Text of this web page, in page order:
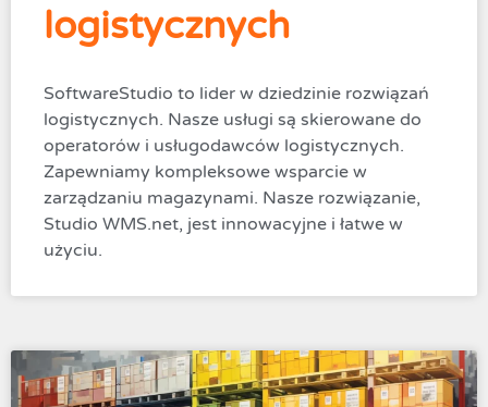
logistycznych
SoftwareStudio to lider w dziedzinie rozwiązań
logistycznych. Nasze usługi są skierowane do
operatorów i usługodawców logistycznych.
Zapewniamy kompleksowe wsparcie w
zarządzaniu magazynami. Nasze rozwiązanie,
Studio WMS.net, jest innowacyjne i łatwe w
użyciu.